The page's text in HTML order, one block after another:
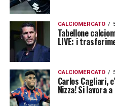
CALCIOMERCATO
Tabellone
LIVE: i
CALCIOMERCATO
Carlos Cagliari,
Nizza! Si lavora